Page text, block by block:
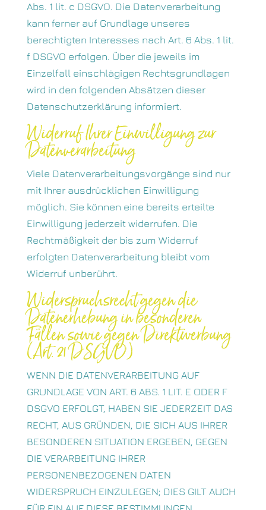
Abs. 1 lit. c DSGVO. Die Datenverarbeitung
kann ferner auf Grundlage unseres
berechtigten Interesses nach Art. 6 Abs. 1 lit.
f DSGVO erfolgen. Über die jeweils im
Einzelfall einschlägigen Rechtsgrundlagen
wird in den folgenden Absätzen dieser
Datenschutzerklärung informiert.
Widerruf Ihrer Einwilligung zur
Datenverarbeitung
Viele Datenverarbeitungsvorgänge sind nur
mit Ihrer ausdrücklichen Einwilligung
möglich. Sie können eine bereits erteilte
Einwilligung jederzeit widerrufen. Die
Rechtmäßigkeit der bis zum Widerruf
erfolgten Datenverarbeitung bleibt vom
Widerruf unberührt.
Widerspruchsrecht gegen die
Datenerhebung in besonderen
Fällen sowie gegen Direktwerbung
(Art. 21 DSGVO)
WENN DIE DATENVERARBEITUNG AUF
GRUNDLAGE VON ART. 6 ABS. 1 LIT. E ODER F
DSGVO ERFOLGT, HABEN SIE JEDERZEIT DAS
RECHT, AUS GRÜNDEN, DIE SICH AUS IHRER
BESONDEREN SITUATION ERGEBEN, GEGEN
DIE VERARBEITUNG IHRER
PERSONENBEZOGENEN DATEN
WIDERSPRUCH EINZULEGEN; DIES GILT AUCH